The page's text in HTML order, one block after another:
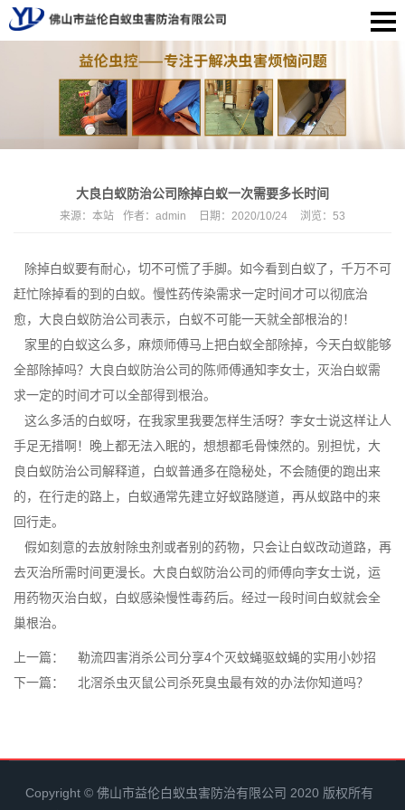
大良白蚁防治公司除掉白蚁一次需要多长时间
来源： 本站 作者： admin 日期： 2020/10/24 浏览： 53
除掉白蚁要有耐心，切不可慌了手脚。如今看到白蚁了，千万不可
赶忙除掉看的到的白蚁。慢性药传染需求一定时间才可以彻底治
愈， 大良白蚁防治公司表示，白蚁不可能一天就全部根治的！
家里的白蚁这么多，麻烦师傅马上把白蚁全部除掉，今天白蚁能够
全部除掉吗？大良白蚁防治公司的陈师傅通知李女士， 灭治白蚁需
求一定的时间才可以全部得到根治。
这么多活的白蚁呀，在我家里我要怎样生活呀？李女士说这样让人
手足无措啊！晚上都无法入眠的，想想都毛骨悚然的。别担忧，大
良白蚁防治公司解释道，白蚁普通多在隐秘处，不会随便的跑出来
的，在行走的路上，白蚁通常先建立好蚁路隧道，再从蚁路中的来
回行走。
假如刻意的去放射除虫剂 或者别的药物，只会让白蚁改动道路，再
去灭治所需时间更漫长。大良白蚁防治公司的师傅向李女士说，运
用药物灭治白蚁，白蚁感染慢性毒药后。经过一段时间白蚁就会全
巢根治。
上一篇：
勒流四害消杀公司分享4个灭蚊蝇驱蚊蝇的实用小妙招
下一篇：
北滘杀虫灭鼠公司杀死臭虫最有效的办法你知道吗？
Copyright © 佛山市益伦白蚁虫害防治有限公司 2020 版权所有